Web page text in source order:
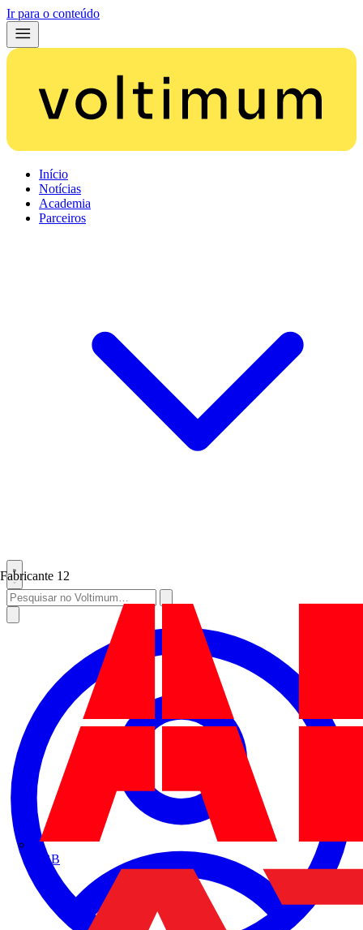
Ir para o conteúdo
Início
Notícias
Academia
Parceiros
Fabricante 12
ABB